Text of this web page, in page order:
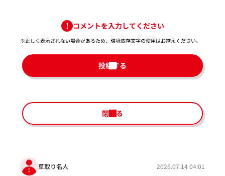
コメントを入力してください
※正しく表示されない場合があるため、環境依存文字の使用はお控えください。​
投稿する
閉じる
草取り名人 2026.07.14 04:01